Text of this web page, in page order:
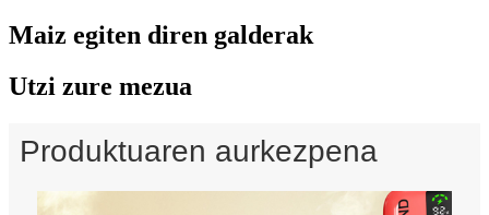
Maiz egiten diren galderak
Utzi zure mezua
Produktuaren aurkezpena